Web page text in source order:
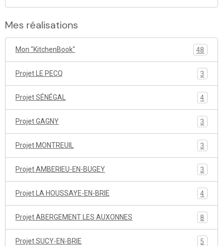
Mes réalisations
Mon "KitchenBook" 48
Projet LE PECQ 3
Projet SÉNÉGAL 4
Projet GAGNY 3
Projet MONTREUIL 3
Projet AMBERIEU-EN-BUGEY 3
Projet LA HOUSSAYE-EN-BRIE 4
Projet ABERGEMENT LES AUXONNES 8
Projet SUCY-EN-BRIE 5